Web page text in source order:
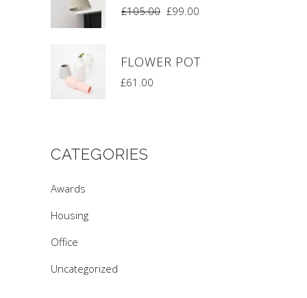
£105.00 £99.00
FLOWER POT
£61.00
CATEGORIES
Awards
Housing
Office
Uncategorized